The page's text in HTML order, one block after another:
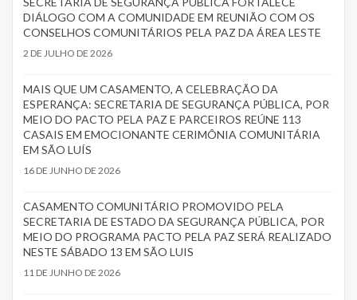
DIÁLOGO COM A COMUNIDADE EM REUNIÃO COM OS
CONSELHOS COMUNITÁRIOS PELA PAZ DA ÁREA LESTE
2 DE JULHO DE 2026
MAIS QUE UM CASAMENTO, A CELEBRAÇÃO DA
ESPERANÇA: SECRETARIA DE SEGURANÇA PÚBLICA, POR
MEIO DO PACTO PELA PAZ E PARCEIROS REÚNE 113
CASAIS EM EMOCIONANTE CERIMÔNIA COMUNITÁRIA
EM SÃO LUÍS
16 DE JUNHO DE 2026
CASAMENTO COMUNITÁRIO PROMOVIDO PELA
SECRETARIA DE ESTADO DA SEGURANÇA PÚBLICA, POR
MEIO DO PROGRAMA PACTO PELA PAZ SERÁ REALIZADO
NESTE SÁBADO 13 EM SÃO LUIS
11 DE JUNHO DE 2026